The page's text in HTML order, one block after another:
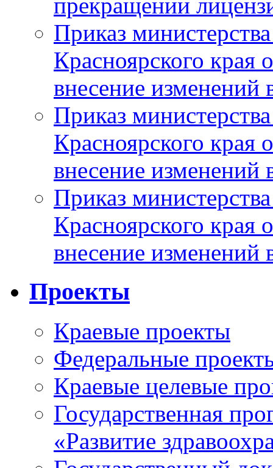
Приказ
Красноярского
внесение изменений
Приказ
Красноярского
внесение изменений
Приказ
Красноярского
внесение изменений
Проекты
Краевые проекты
Федеральные
Краевые целевые
Государственная
«Развитие